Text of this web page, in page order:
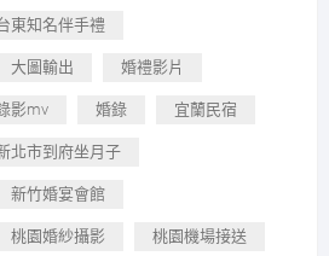
東知名伴手禮
大圖輸出 婚禮影片
影mv 婚錄 宜蘭民宿
北市到府坐月子
新竹婚宴會館
桃園婚紗攝影 桃園機場接送